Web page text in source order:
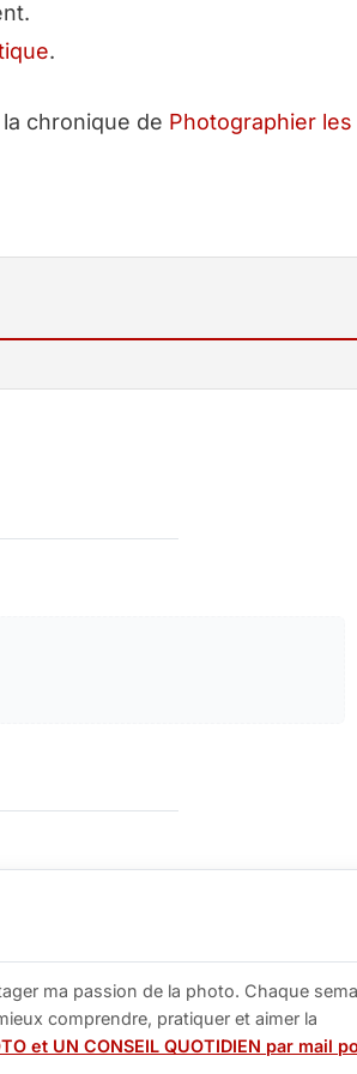
.
chronique de Photographier les
ma passion de la photo. Chaque
comprendre, pratiquer et aimer la
et UN CONSEIL QUOTIDIEN par mail